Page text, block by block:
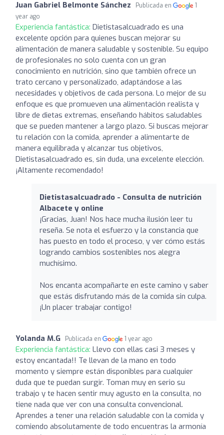
Juan Gabriel Belmonte Sánchez Publicada en
1
year ago
Experiencia fantástica: Dietistasalcuadrado es una
excelente opción para quienes buscan mejorar su
alimentación de manera saludable y sostenible. Su equipo
de profesionales no solo cuenta con un gran
conocimiento en nutrición, sino que también ofrece un
trato cercano y personalizado, adaptándose a las
necesidades y objetivos de cada persona. Lo mejor de su
enfoque es que promueven una alimentación realista y
libre de dietas extremas, enseñando hábitos saludables
que se pueden mantener a largo plazo. Si buscas mejorar
tu relación con la comida, aprender a alimentarte de
manera equilibrada y alcanzar tus objetivos,
Dietistasalcuadrado es, sin duda, una excelente elección.
¡Altamente recomendado!
Dietistasalcuadrado - Consulta de nutrición
Albacete y online
¡Gracias, Juan! Nos hace mucha ilusión leer tu
reseña. Se nota el esfuerzo y la constancia que
has puesto en todo el proceso, y ver cómo estás
logrando cambios sostenibles nos alegra
muchísimo.
Nos encanta acompañarte en este camino y saber
que estás disfrutando más de la comida sin culpa.
¡Un placer trabajar contigo!
Yolanda M.G Publicada en 1 year ago
Experiencia fantástica: Llevo con ellas casi 3 meses y
estoy encantada!! Te llevan de la mano en todo
momento y siempre están disponibles para cualquier
duda que te puedan surgir. Toman muy en serio su
trabajo y te hacen sentir muy agusto en la consulta, no
tiene nada que ver con una consulta convencional.
Aprendes a tener una relación saludable con la comida y
comiendo absolutamente de todo encuentras la armonía